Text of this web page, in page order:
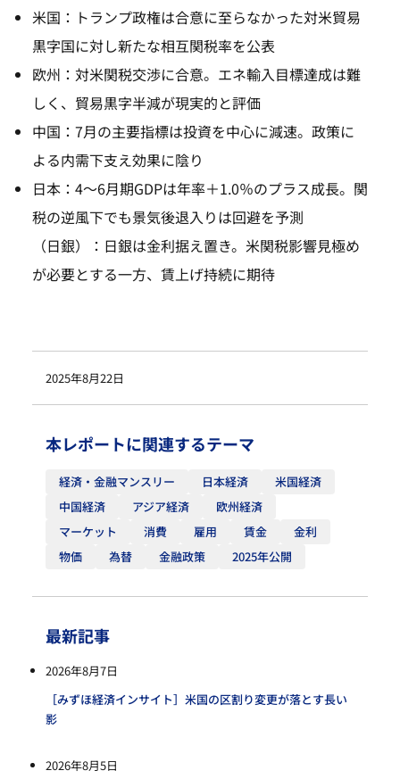
米国：トランプ政権は合意に至らなかった対米貿易
黒字国に対し新たな相互関税率を公表
欧州：対米関税交渉に合意。エネ輸入目標達成は難
しく、貿易黒字半減が現実的と評価
中国：7月の主要指標は投資を中心に減速。政策に
よる内需下支え効果に陰り
日本：4～6月期GDPは年率＋1.0％のプラス成長。関
税の逆風下でも景気後退入りは回避を予測
（日銀）：日銀は金利据え置き。米関税影響見極め
が必要とする一方、賃上げ持続に期待
最新記事
2026年8月7日
［みずほ経済インサイト］米国の区割り変更が落とす長い
影
2026年8月5日
2025年8月22日
本レポートに関連するテーマ
経済・金融マンスリー 日本経済
米国経済
中国経済
アジア経済
欧州経済
マーケット
消費 雇用 賃金
金利
物価
為替 金融政策 2025年公開